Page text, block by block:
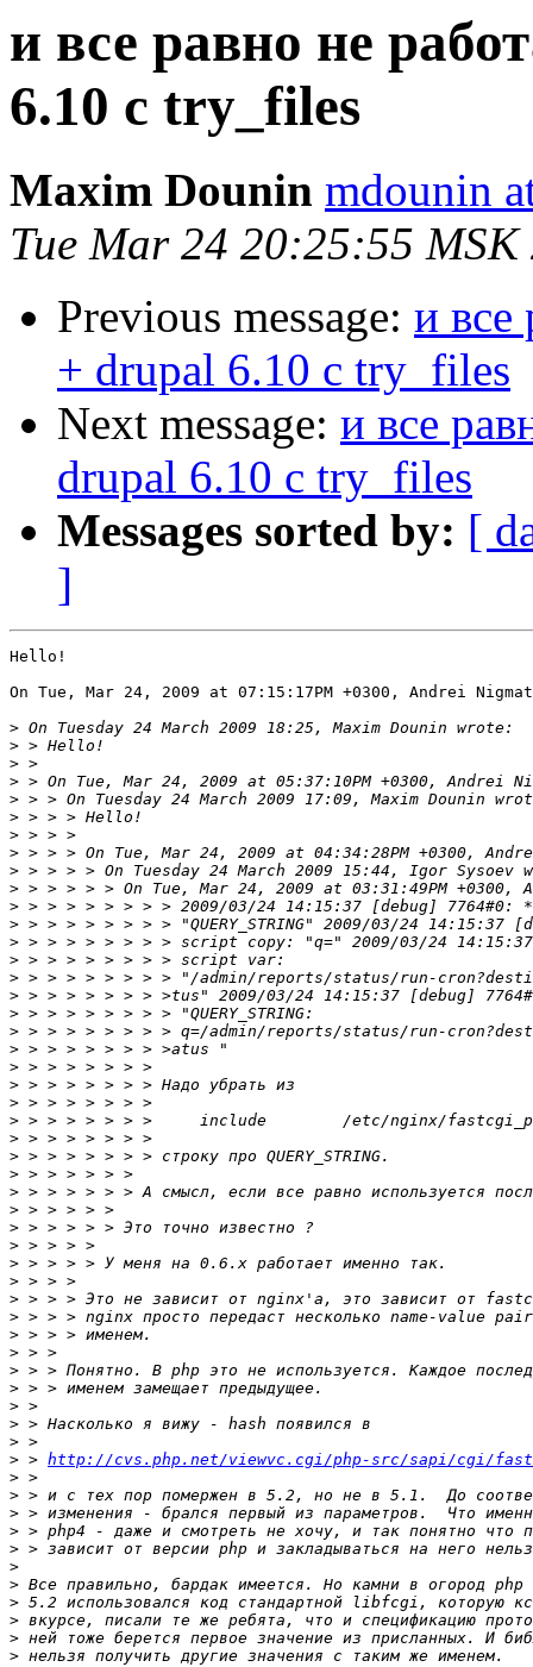
и все равно не
6.10 с try_files
Maxim Dounin mdounin
Tue Mar 24 20:25:55 MSK
Previous message: и все
+ drupal 6.10 с try_files
Next message: и все
drupal 6.10 с try_files
Messages sorted by: [
]
Hello!
On Tue, Mar 24, 2009 at 07:15:17PM +0300, Andrei
>
>
>
>
>
>
>
>
>
>
>
>
>
>
>
>
>
>
>
>
>
>
>
>
>
>
>
>
>
>
>
>
>
>
>
>
>
>
>
>
>
> > http://cvs.php.net/viewvc.cgi/php-src/sapi/cgi/
>
>
>
>
>
>
>
>
>
>
>